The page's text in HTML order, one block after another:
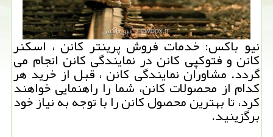
نیو باكس: خدمات فروش پرینتر كانن ، اسكنر
كانن و فتوكپی كانن در نمایندگی كانن انجام می
گردد. مشاوران نمایندگی كانن ، قبل از خرید هر
كدام از محصولات كانن، شما را راهنمایی خواهند
كرد، تا بهترین محصول كانن را با توجه به نیاز خود
برگزینید.